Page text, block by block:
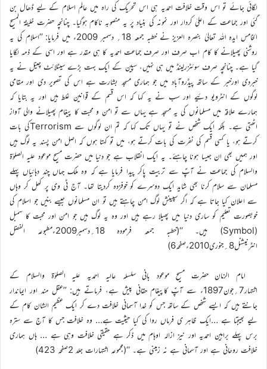
لگائی جائے تو اس وقت خلافت احمدیہ ہی اس تحریک کی راہ میں عالم اسلام کے لیے ڈھال بن
گئی اور جماعت کے اعلیٰ کردار اور نمونہ کی بنیاد پر یہ منصوبہ ناکام ہوگیا۔ چنانچہ حضرت خلیفۃ المسیح
الخامس ایدہ اللہ تعالیٰ بنصرہ العزیز نے خطبہ جمعہ 18؍ دسمبر 2009ء میں فرمایا: ’’اسلام کی یہ
روشنی پھیلانے کا کام اب صرف اور صرف جماعت احمدیہ کا ہی مقدر ہے اور اسی کے ذمہ لگایا
گیا ہے۔ چنانچہ صرف سوئٹزرلینڈ میں ہی نہیں، سپین کے ایک بہت بڑے سیٹلائٹ چینل نے یہ
خبردی اورخبر کے ساتھ پیڈروآباد میں جو ہماری مسجد بشارت ہے اس کی تصویر دی اور مقامی
لوگوں کے انٹرویو دئیے اور سب نے یہ کہا کہ اس قسم کے قوانین غلط ہیں اور یہ بتایا کہ
ہمارے علاقہ میں مسلمانوں کی یہ مسجد ہے یہاں سے تو امن و محبت کا پیغام پھیلانے والی آواز
اٹھتی ہے۔ بلکہ ایک شخص نے تو یہاں تک کہا کہ تم ان لوگوں سے Terrorismکی بات
کرتے ہو، یا کسی قسم کی نفرت کی بات کرتے ہو، میں تو کہتا ہوں کہ اصل امن پسند یہ لوگ ہیں
اور ہمیں بھی ان جیسا ہونا چاہئے۔ یہ ایک انقلاب ہے جو دنیا میں حضرت مسیح موعود علیہ الصلوٰۃ
والسلام کی جماعت نے آپؑ سے تربیت پاکر پیدا فرمایا ہے کہ وہ ملک جہاں چند دہائیاں پہلے
مسلمان سے سلام کرنا بھی شاید ایک دوسرے کو خوفزدہ کردیتا تھا۔ آج ٹی وی پر کھل کر وہاں
سے اعلان کیا جاتا ہے کہ اگر سپینش لوگ امن چاہتے ہیں تو ان مسلمانوں جیسے بنیں جو اسلام کی
خوبصورت تعلیم کو ساری دنیا میں پھیلا رہے ہیں اور وہ یہ لوگ ہیں جو امن اور محبت کا سمبل
(Symbol) ہیں۔ ‘‘(خطبہ جمعہ فرمودہ 18؍دسمبر2009ءمطبوعہ الفضل
انٹرنیشنل8؍جنوری2010ءصفحہ6)
امام الزمان حضرت مسیح موعود بانی سلسلہ عالیہ احمدیہ علیہ الصلوٰۃ والسلام کے
اشتہار7؍جون1897ء سے آپؑ کاپیغام حقانی پیش ہے، فرماتے ہیں: ’’عقل مند اور ایماندار
جانتے ہیں کہ ایسے شخص کے ساتھ جس کو خدا آسمانی خلافت دے کر ایک عظیم الشان کام کے
لیے بھیجتا ہے …ایک ظاہر ی فرماں روا کی کیا حیثیت ہے… وہ خلافت جس کا آج سے سترہ
برس پہلے براہین احمدیہ اور نیز ازالہ اوہام میں ذکر ہے حقیقی خلافت وہی ہے … ہاں ہماری
خلافت روحانی ہے اور آسمانی ہے نہ زمینی ہے۔ ‘‘(مجموعہ اشتہارات جلد 2صفحہ 423)